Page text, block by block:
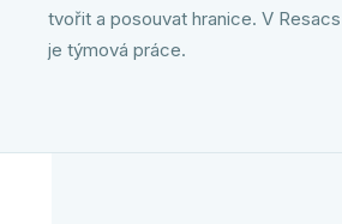
tvořit a posouvat hranice. V
je týmová práce.